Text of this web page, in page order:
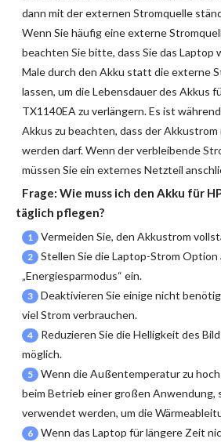
dann mit der externen Stromquelle
Wenn Sie häufig eine externe
beachten Sie bitte, dass Sie das Laptop
Male durch den Akku statt die externe
lassen, um die Lebensdauer des Akkus
TX1140EA zu verlängern. Es ist
Akkus zu beachten, dass der
werden darf. Wenn der verbleibende
müssen Sie ein externes Netzteil
Frage: Wie muss ich den Akku für
täglich pflegen?
1 Vermeiden Sie, den Akkustrom
2
Stellen Sie die Laptop-Strom Option
„Energiesparmodus“ ein.
3
Deaktivieren Sie einige nicht
viel Strom verbrauchen.
4
Reduzieren Sie die Helligkeit des
möglich.
5
Wenn die Außentemperatur zu
beim Betrieb einer großen Anwendung,
verwendet werden, um die
6
Wenn das Laptop für längere Zeit